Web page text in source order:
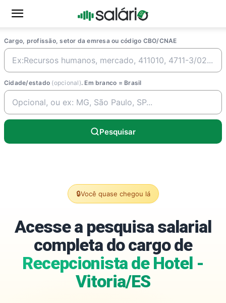
Cargo, profissão, setor da emresa ou código CBO/CNAE
Cidade/estado (opcional). Em branco = Brasil
Pesquisar
🔒Você quase chegou lá
Acesse a pesquisa salarial
completa do cargo de
Recepcionista de Hotel -
Vitoria/ES